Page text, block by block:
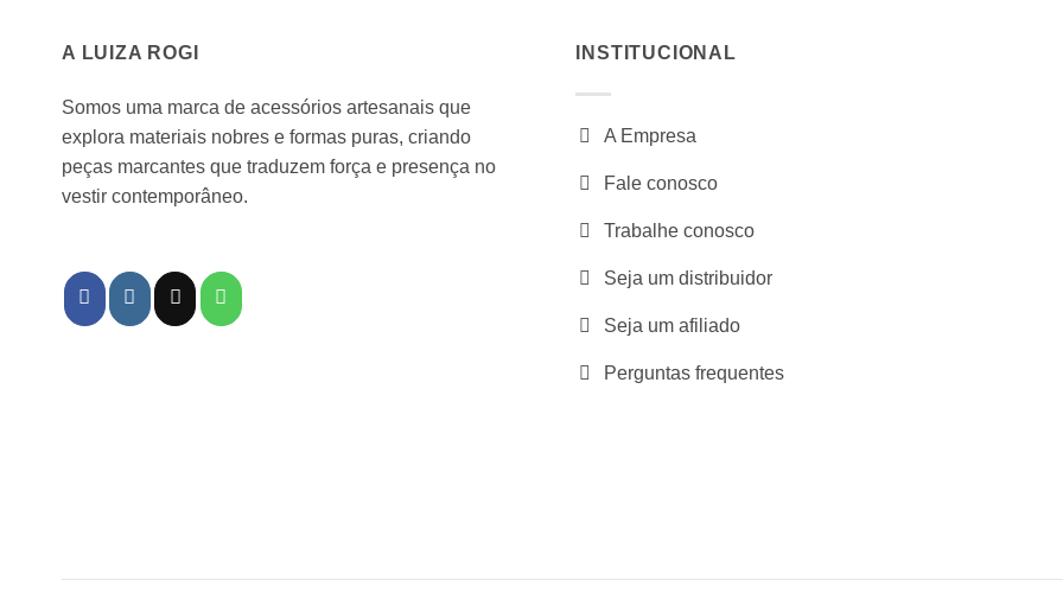
A LUIZA ROGI
Somos uma marca de acessórios artesanais que
explora materiais nobres e formas puras, criando
peças marcantes que traduzem força e presença no
vestir contemporâneo.
INSTITUCIONAL
A Empresa
Fale conosco
Trabalhe conosco
Seja um distribuidor
Seja um afiliado
Perguntas frequentes